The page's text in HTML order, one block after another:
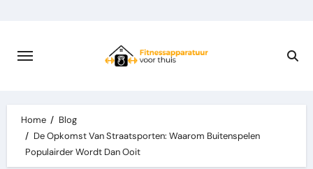
content
Home
Blog
De Opkomst VanStraatsporten: Waarom Buitenspelen
Populairder Wordt Dan Ooit